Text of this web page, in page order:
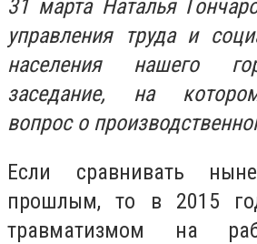
31 марта Наталья
управления труда и
населения нашего
заседание, на
вопрос о
Если сравнивать
прошлым, то в 2015
травматизмом на